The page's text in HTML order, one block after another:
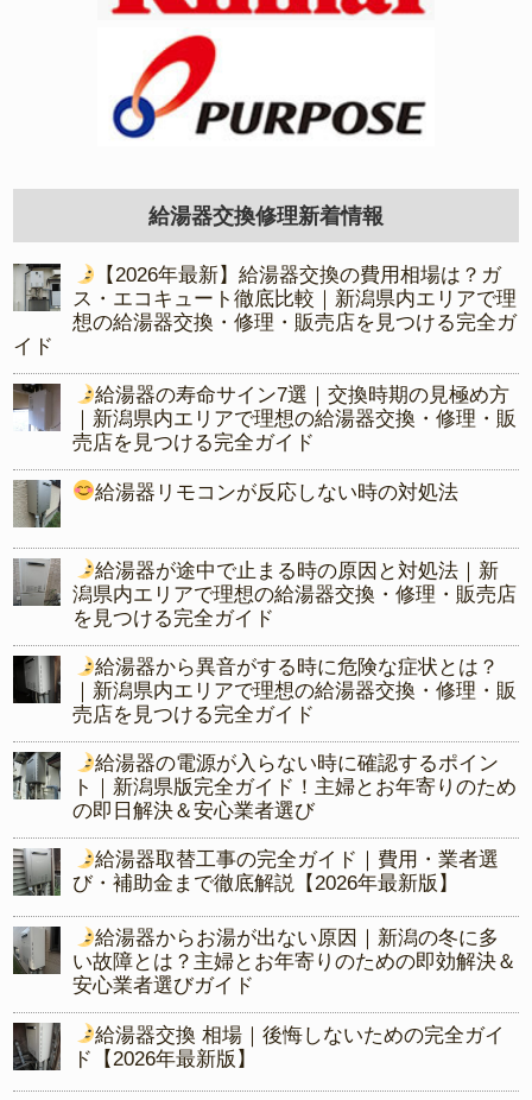
給湯器交換修理新着情報
【2026年最新】給湯器交換の費用相場は？ガ
ス・エコキュート徹底比較｜新潟県内エリアで理
想の給湯器交換・修理・販売店を見つける完全ガ
イド
給湯器の寿命サイン7選｜交換時期の見極め方
｜新潟県内エリアで理想の給湯器交換・修理・販
売店を見つける完全ガイド
給湯器リモコンが反応しない時の対処法
給湯器が途中で止まる時の原因と対処法｜新
潟県内エリアで理想の給湯器交換・修理・販売店
を見つける完全ガイド
給湯器から異音がする時に危険な症状とは？
｜新潟県内エリアで理想の給湯器交換・修理・販
売店を見つける完全ガイド
給湯器の電源が入らない時に確認するポイン
ト｜新潟県版完全ガイド！主婦とお年寄りのため
の即日解決＆安心業者選び
給湯器取替工事の完全ガイド｜費用・業者選
び・補助金まで徹底解説【2026年最新版】
給湯器からお湯が出ない原因｜新潟の冬に多
い故障とは？主婦とお年寄りのための即効解決＆
安心業者選びガイド
給湯器交換 相場｜後悔しないための完全ガイ
ド【2026年最新版】